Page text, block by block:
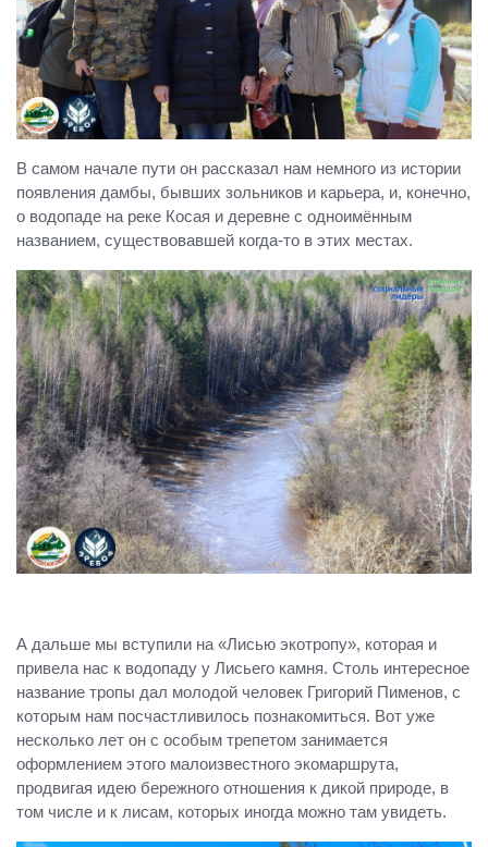
В самом начале пути он рассказал нам немного из истории
появления дамбы, бывших зольников и карьера, и, конечно,
о водопаде на реке Косая и деревне с одноимённым
названием, существовавшей когда-то в этих местах.
А дальше мы вступили на «Лисью экотропу», которая и
привела нас к водопаду у Лисьего камня. Столь интересное
название тропы дал молодой человек Григорий Пименов, с
которым нам посчастливилось познакомиться. Вот уже
несколько лет он с особым трепетом занимается
оформлением этого малоизвестного экомаршрута,
продвигая идею бережного отношения к дикой природе, в
том числе и к лисам, которых иногда можно там увидеть.